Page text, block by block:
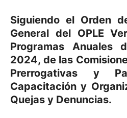
Siguiendo el Orden
General del OPLE
Programas Anuales
2024, de las
Prerrogativas y
Capacitación y
Quejas y Denuncias.